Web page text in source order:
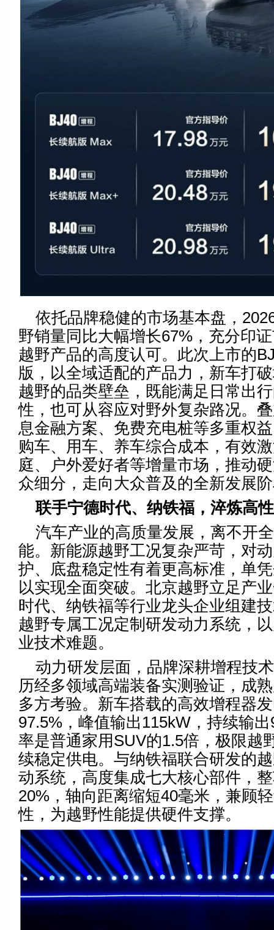
依托品牌稳健的市场基本盘，
野销量同比大幅增长67%，充分印
越野产品的高度认可。此次上市的
版，以全域适配的产品力，新车打
越野的品类壁垒，既能满足日常出
性，也可从容应对野外复杂路况。
息金融方案、免费充电桩等多重权
购车、用车、养车综合成本，有效
庭、户外爱好者等增量市场，推动
众细分，走向大众普及的全新发展
联手宁德时代、纳铁福， 淬炼高
汽车产业的高质量发展，离不开
能。新能源越野工况复杂严苛，对
护、底盘稳定性有着更高标准，单
以实现全面突破。北京越野立足产
时代、纳铁福等行业龙头企业组建
越野专属工况定制研发动力系统，
业技术难题。
动力研发层面，品牌深耕增程技
历经多领域高端装备实测验证，成
多方考验。新车搭载的高效增程器
97.5%，峰值输出115kW，持续输
率是普通家用SUV的1.5倍，极限越
续稳定供电。与纳铁福联合研发的
动系统，高度集成七大核心部件，
20%，轴向距离缩短40毫米，兼顾
性，为越野性能提供硬件支撑。